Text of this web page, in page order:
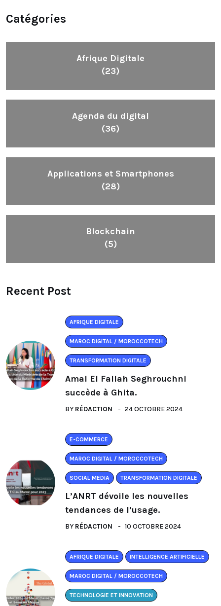
Catégories
Afrique Digitale
(23)
Agenda du digital
(36)
Applications et Smartphones
(28)
Blockchain
(5)
Recent Post
AFRIQUE DIGITALE
MAROC DIGITAL / MOROCCOTECH
TRANSFORMATION DIGITALE
Amal El Fallah Seghrouchni
succède à Ghita.
BY RÉDACTION 24 OCTOBRE 2024
E-COMMERCE
MAROC DIGITAL / MOROCCOTECH
SOCIAL MEDIA TRANSFORMATION DIGITALE
L’ANRT dévoile les nouvelles
tendances de l’usage.
BY RÉDACTION 10 OCTOBRE 2024
AFRIQUE DIGITALE INTELLIGENCE ARTIFICIELLE
MAROC DIGITAL / MOROCCOTECH
TECHNOLOGIE ET INNOVATION